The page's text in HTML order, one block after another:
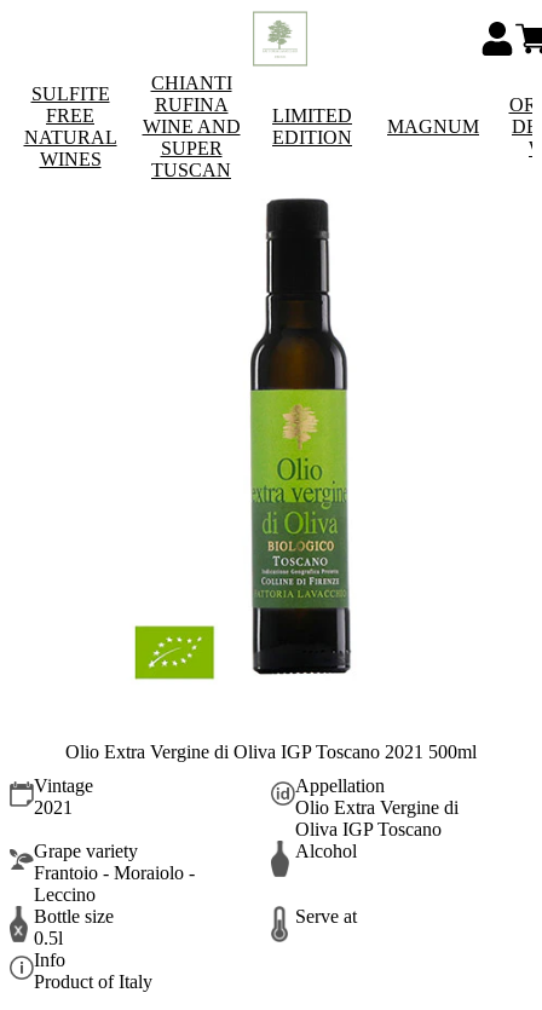
SULFITE
FREE
NATURAL
WINES
CHIANTI
RUFINA
WINE AND
SUPER
TUSCAN
LIMITED
EDITION
MAGNUM
Olio Extra Vergine di Oliva IGP Toscano 2021 500ml
Vintage
2021
Appellation
Olio Extra Vergine di
Oliva IGP Toscano
Grape variety
Frantoio - Moraiolo -
Leccino
Alcohol
Bottle size
0.5l
Serve at
Info
Product of Italy